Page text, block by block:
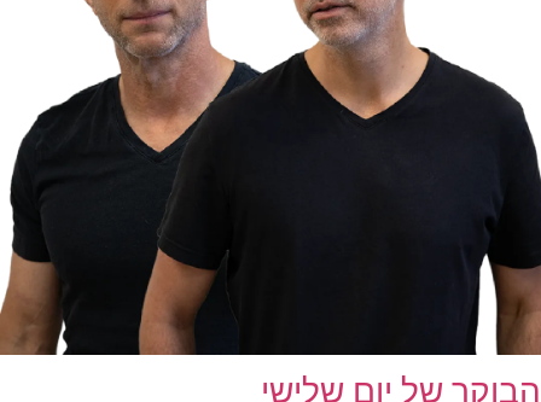
הבוקר של יום שלישי